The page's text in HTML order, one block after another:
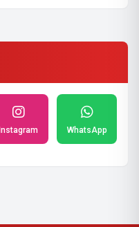
Instagram WhatsApp